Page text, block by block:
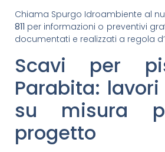
Chiama Spurgo Idroambiente al
811 per informazioni o preventivi
documentati e realizzati a regola
Scavi per
Parabita:
su misura
progetto